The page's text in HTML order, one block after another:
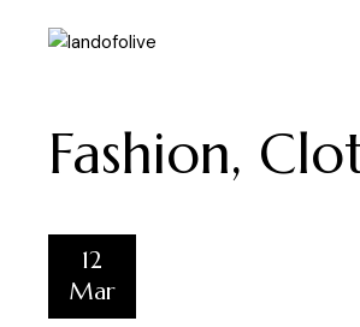
Fashion,
12
Mar